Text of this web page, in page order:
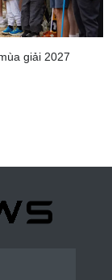
giải 2027